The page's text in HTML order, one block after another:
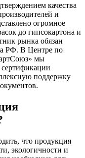
качества
и
огромное
до гипсокартона и
рынка обязан
РФ. В Центре по
мы
сертификации
поддержку
что продукция
экологичности и